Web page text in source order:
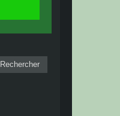
Rechercher